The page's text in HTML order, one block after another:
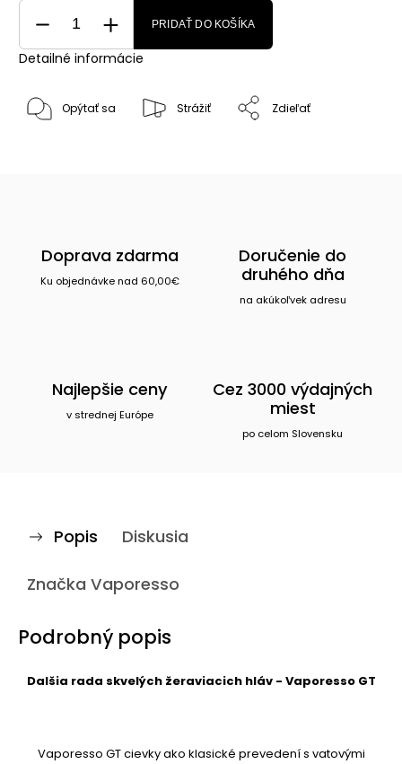
PRIDAŤ DO KOŠÍKA
Detailné informácie
Opýtať sa Strážiť Zdieľať
Doprava zdarma
Ku objednávke nad 60,00€
Doručenie do
druhého dňa
na akúkoľvek adresu
Najlepšie ceny
v strednej Európe
Cez 3000 výdajných
miest
po celom Slovensku
Popis Diskusia
Značka Vaporesso
Podrobný popis
Dalšia rada skvelých žeraviacich hláv - Vaporesso GT
Vaporesso GT cievky ako klasické prevedení s vatovými